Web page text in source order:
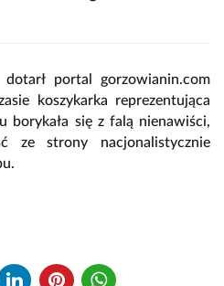
portal gorzowianin.com
koszykarka reprezentująca
borykała się z falą nienawiści,
ze strony nacjonalistycznie